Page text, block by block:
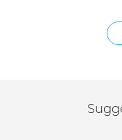
Conforme à la
Dimensions
Dimensions plan à